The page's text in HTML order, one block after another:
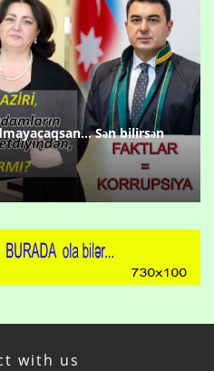
Sən bilirsən
with us